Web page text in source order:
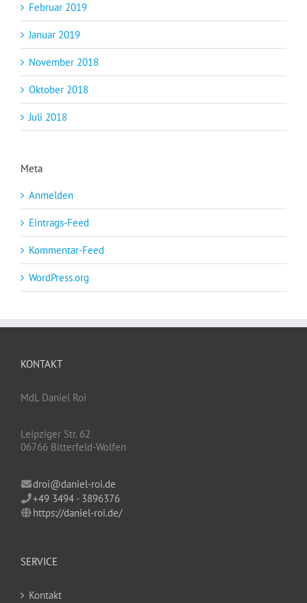
Februar 2019
Januar 2019
November 2018
Oktober 2018
Juli 2018
Meta
Anmelden
Eintrags-Feed
Kommentar-Feed
WordPress.org
KONTAKT
MdL Daniel Roi
Leipziger Str. 62
06766 Bitterfeld-Wolfen
droi@daniel-roi.de
+49 3494 - 3896376
https://daniel-roi.de/
SERVICE
Kontakt